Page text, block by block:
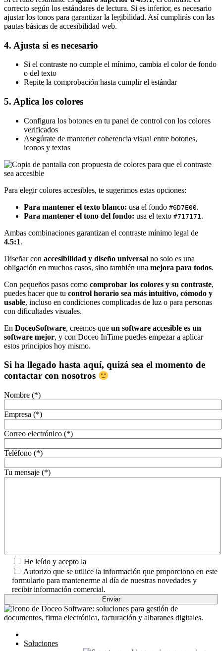
correcto según los estándares de lectura. Si es inferior, es necesario
ajustar los tonos para garantizar la legibilidad. Así cumplirás con las
pautas básicas de accesibilidad web.
4. Ajusta si es necesario
Si el contraste no cumple el mínimo, cambia el color de fondo
o del texto
Repite la comprobación hasta cumplir el estándar
5. Aplica los colores
Configura los botones en tu panel de control con los colores
verificados
Asegúrate de mantener coherencia visual entre botones,
iconos y textos
Para elegir colores accesibles, te sugerimos estas opciones:
Para mantener el texto blanco: usa el fondo #6D7E00.
Para mantener el tono del fondo: usa el texto #717171 .
Ambas combinaciones garantizan el contraste mínimo legal de
4.5:1.
Diseñar con accesibilidad y diseño universal no solo es una
obligación en muchos casos, sino también una mejora para todos.
Con pequeños pasos como comprobar los colores y su contraste,
puedes hacer que tu control horario sea más intuitivo, cómodo y
usable, incluso en condiciones complicadas de luz o para personas
con dificultades visuales.
En DoceoSoftware, creemos que un software accesible es un
software mejor, y con Doceo InTime puedes empezar a aplicar
estos principios hoy mismo.
Si ha llegado hasta aquí, quizá sea el momento de
contactar con nosotros
Nombre (*)
Empresa (*)
Correo electrónico (*)
Teléfono (*)
Tu mensaje (*)
He leído y acepto la
Autorizo que se utilice la información que proporciono en este
formulario para mantenerme al día de nuestras novedades y
recibir información comercial.
Soluciones